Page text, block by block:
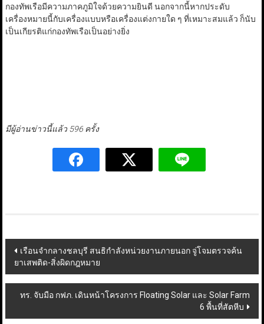
กองทัพเรือมีความภาคภูมิใจด้วยความยินดี นอกจากนี้หากประดับ
เครื่องหมายนี้กับเครื่องแบบหรือเครื่องแต่งกายใด ๆ ที่เหมาะสมแล้ว ก็นับ
เป็นเกียรติแก่กองทัพเรือเป็นอย่างยิ่ง
มีผู้อ่านข่าวนี้แล้ว 596 ครั้ง
Post
navigation
เรือนจำกลางชลบุรี สนธิกำลังหน่วยงานภายนอก จู่โจมตรวจค้น
ยาเสพติด-สิ่งผิดกฎหมาย
ทร. จับมือ กฟภ. เดินหน้าโครงการ Floating Solar และ Solar Farm
6 พื้นที่สัตหีบ